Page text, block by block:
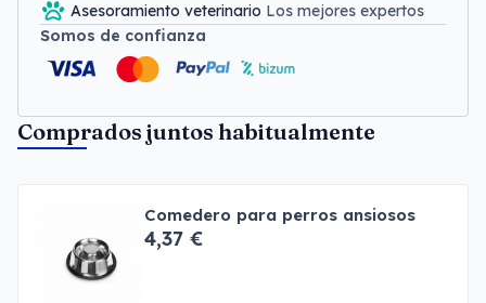
Asesoramiento veterinario Los mejores expertos
Somos de confianza
Comprados juntos habitualmente
Comedero para perros ansiosos
4,37 €